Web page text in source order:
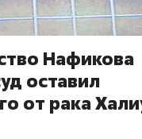
Нафикова
оставил
от рака